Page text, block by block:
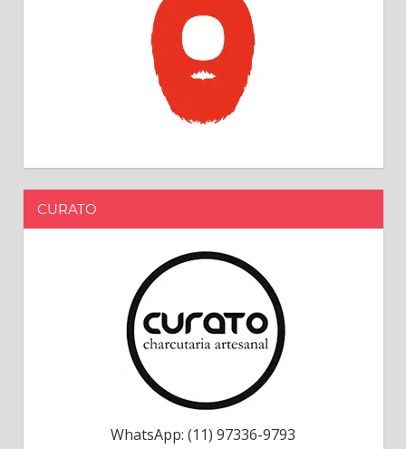
CURATO
WhatsApp: (11) 97336-9793